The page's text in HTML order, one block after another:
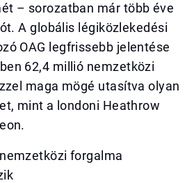
– sorozatban már több éve
A globális légiközlekedési
OAG legfrissebb jelentése
62,4 millió nemzetközi
maga mögé utasítva olyan
mint a londoni Heathrow
forgalma